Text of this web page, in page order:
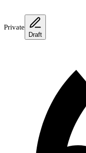
Private
Draft